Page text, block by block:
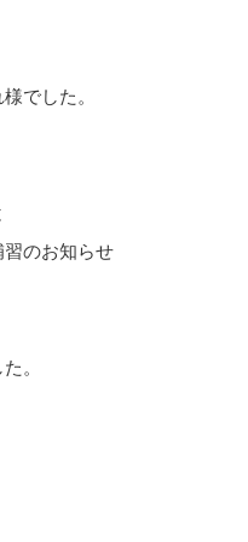
でした。
のお知らせ
。